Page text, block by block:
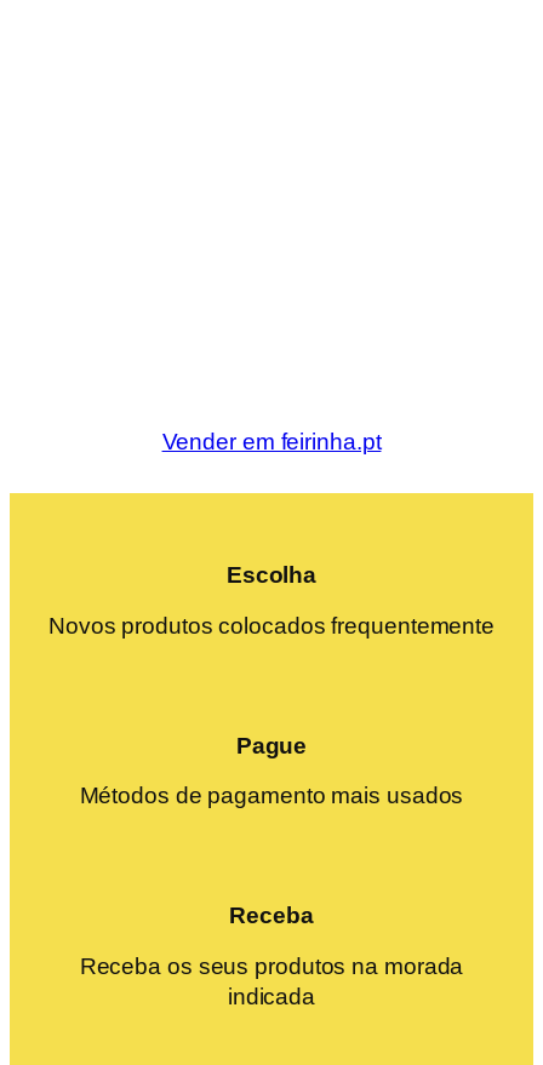
Vender em feirinha.pt
Escolha
Novos produtos colocados frequentemente
Pague
Métodos de pagamento mais usados
Receba
Receba os seus produtos na morada
indicada